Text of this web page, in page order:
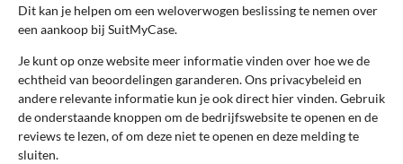
Reageer
Schrijf een review
Het e-mailadres en bestelnummer worden niet
gepubliceerd. Vereiste velden zijn gemarkeerd
met *
Dit kan je helpen om een weloverwogen beslissing te nemen over
een aankoop bij SuitMyCase.
Je kunt op onze website meer informatie vinden over hoe we de
echtheid van beoordelingen garanderen. Ons privacybeleid en
andere relevante informatie kun je ook direct hier vinden. Gebruik
de onderstaande knoppen om de bedrijfswebsite te openen en de
reviews te lezen, of om deze niet te openen en deze melding te
sluiten.